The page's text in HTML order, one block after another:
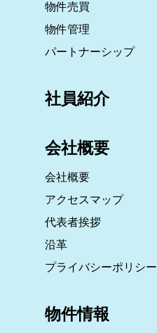
物件売買
物件管理
パートナーシップ
社員紹介
会社概要
会社概要
アクセスマップ
代表者挨拶
沿革
プライバシーポリシー
物件情報